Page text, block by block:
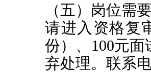
（五）岗位需
请进入资格复
份）、100元
弃处理。联系